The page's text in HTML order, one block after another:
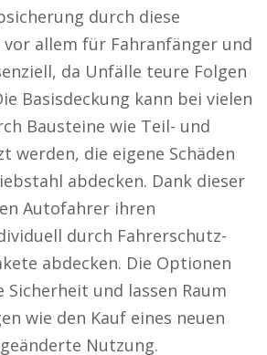
durch diese
allem für Fahranfänger und
da Unfälle teure Folgen
Basisdeckung kann bei vielen
Bausteine wie Teil- und
werden, die eigene Schäden
abdecken. Dank dieser
Autofahrer ihren
durch Fahrerschutz-
abdecken. Die Optionen
Sicherheit und lassen Raum
wie den Kauf eines neuen
Nutzung.